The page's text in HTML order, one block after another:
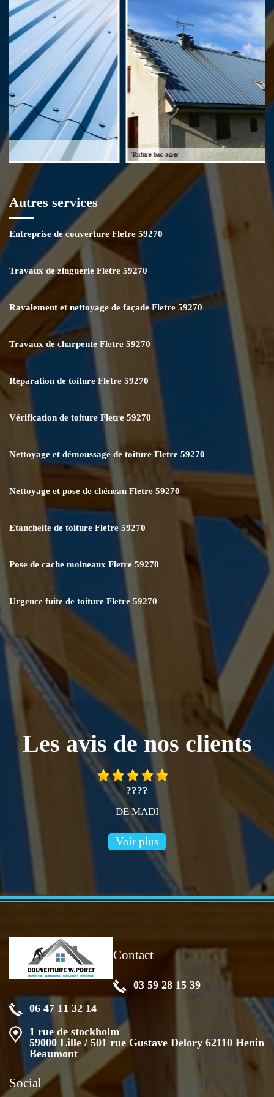
bac acier à Fletre 59270. Nous allons mettre à la disposition de nos
couvreurs des matériels et des outillages professionnels pour vous
fournir des travaux de qualité.
Autres services
Entreprise de couverture Fletre 59270
Travaux de zinguerie Fletre 59270
Ravalement et nettoyage de façade Fletre 59270
Travaux de charpente Fletre 59270
Réparation de toiture Fletre 59270
Vérification de toiture Fletre 59270
Nettoyage et démoussage de toiture Fletre 59270
Nettoyage et pose de chéneau Fletre 59270
Etancheite de toiture Fletre 59270
Pose de cache moineaux Fletre 59270
Urgence fuite de toiture Fletre 59270
Les avis de nos clients
????
DE MADI
Voir plus
Contact
03 59 28 15 39
06 47 11 32 14
1 rue de stockholm
59000 Lille / 501 rue Gustave Delory 62110 Henin
Beaumont
Social